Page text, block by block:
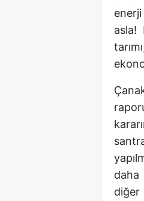
asla!
daha
diğer